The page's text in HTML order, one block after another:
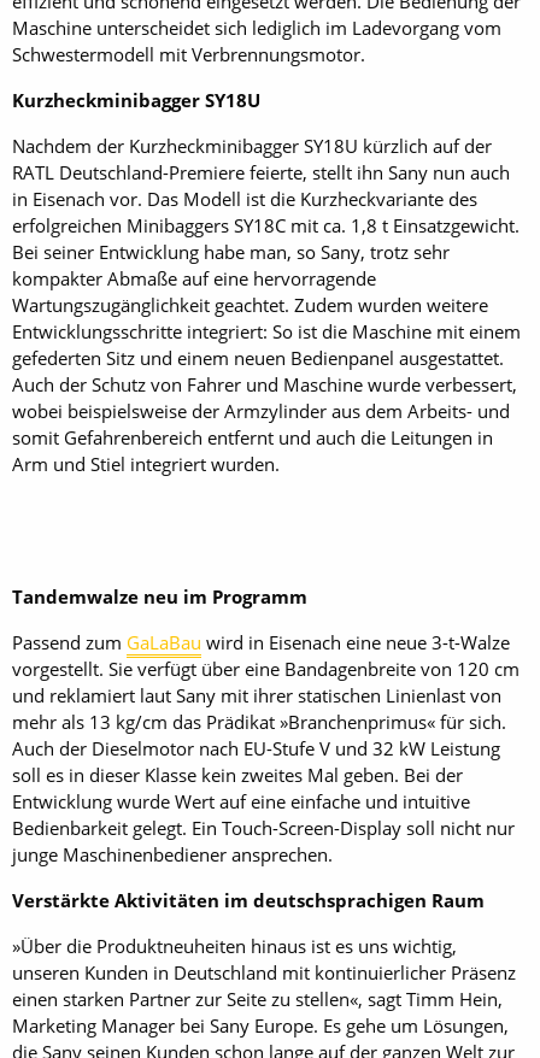
Maschine unterscheidet sich lediglich im Ladevorgang vom
Schwestermodell mit Verbrennungsmotor.
Kurzheckminibagger SY18U
Nachdem der Kurzheckminibagger SY18U kürzlich auf der
RATL Deutschland-Premiere feierte, stellt ihn Sany nun auch
in Eisenach vor. Das Modell ist die Kurzheckvariante des
erfolgreichen Minibaggers SY18C mit ca. 1,8 t Einsatzgewicht.
Bei seiner Entwicklung habe man, so Sany, trotz sehr
kompakter Abmaße auf eine hervorragende
Wartungszugänglichkeit geachtet. Zudem wurden weitere
Entwicklungsschritte integriert: So ist die Maschine mit einem
gefederten Sitz und einem neuen Bedien­panel ausgestattet.
Auch der Schutz von Fahrer und Maschine wurde verbessert,
wobei beispielsweise der Armzylinder aus dem Arbeits- und
somit Gefahrenbereich entfernt und auch die Leitungen in
Arm und Stiel integriert wurden.
Tandemwalze neu im Programm
Passend zum GaLaBau wird in Eisenach eine neue 3-t-Walze
vorgestellt. Sie verfügt über eine Ban­dagenbreite von 120 cm
und reklamiert laut Sany mit ihrer statischen Linienlast von
mehr als 13 kg/cm das Prädikat »Branchenprimus« für sich.
Auch der Dieselmotor nach EU-Stufe V und 32 kW Leistung
soll es in dieser Klasse kein zweites Mal geben. Bei der
Entwicklung wurde Wert auf eine einfache und intuitive
Bedienbarkeit gelegt. Ein Touch-Screen-Display soll nicht nur
junge Maschinenbediener ansprechen.
Verstärkte Aktivitäten im deutschsprachigen Raum
»Über die Produktneuheiten hinaus ist es uns wichtig,
unseren Kunden in Deutschland mit kontinuierlicher Präsenz
einen starken Partner zur Seite zu stellen«, sagt Timm Hein,
Marketing Manager bei Sany Europe. Es gehe um Lösungen,
die Sany seinen Kunden schon lange auf der ganzen Welt zur